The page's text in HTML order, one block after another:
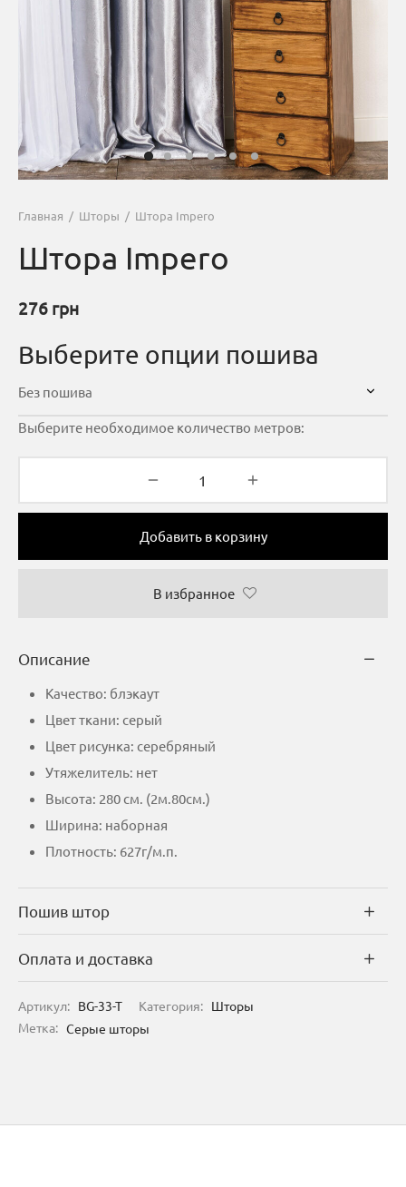
Главная / Шторы / Штора Impero
Штора Impero
276 грн
Выберите опции пошива
Выберите необходимое количество метров:
Добавить в корзину
В избранное
Описание
Качество: блэкаут
Цвет ткани: серый
Цвет рисунка: серебряный
Утяжелитель: нет
Высота: 280 см. (2м.80см.)
Ширина: наборная
Плотность: 627г/м.п.
Пошив штор
Оплата и доставка
Артикул: BG-33-T Категория: Шторы
Метка: Серые шторы